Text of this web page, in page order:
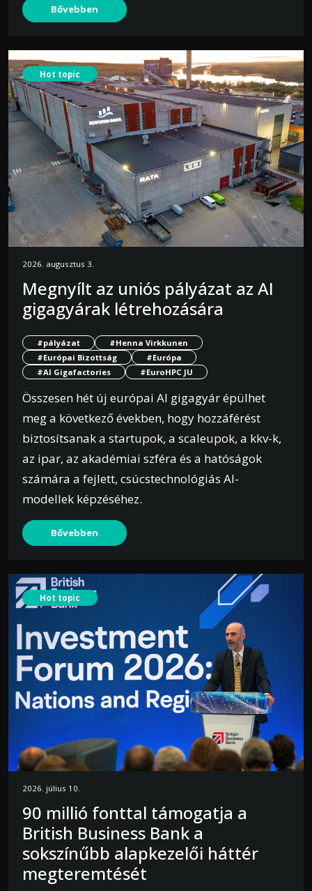
Bővebben
Hot topic
2026. augusztus 3.
Megnyílt az uniós pályázat az AI
gigagyárak létrehozására
#pályázat
#Henna Virkkunen
#Európai Bizottság
#Európa
#AI Gigafactories
#EuroHPC JU
Összesen hét új európai AI gigagyár épülhet
meg a következő években, hogy hozzáférést
biztosítsanak a startupok, a scaleupok, a kkv-k,
az ipar, az akadémiai szféra és a hatóságok
számára a fejlett, csúcstechnológiás AI-
modellek képzéséhez.
Bővebben
Hot topic
2026. július 10.
90 millió fonttal támogatja a
British Business Bank a
sokszínűbb alapkezelői háttér
megteremtését